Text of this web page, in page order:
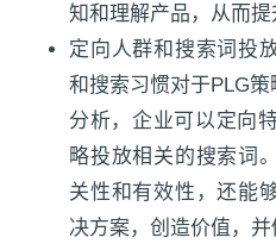
知和理解产品，从而提
定向人群和搜索词投
和搜索习惯对于PLG
分析，企业可以定向
略投放相关的搜索词
关性和有效性，还能
决方案，创造价值，并